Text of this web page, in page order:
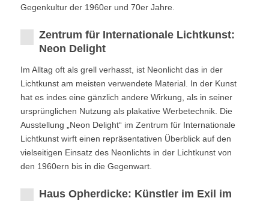
Gegenkultur der 1960er und 70er Jahre.
Zentrum für Internationale Lichtkunst:
Neon Delight
Im Alltag oft als grell verhasst, ist Neonlicht das in der
Lichtkunst am meisten verwendete Material. In der Kunst
hat es indes eine gänzlich andere Wirkung, als in seiner
ursprünglichen Nutzung als plakative Werbetechnik. Die
Ausstellung „Neon Delight“ im Zentrum für Internationale
Lichtkunst wirft einen repräsentativen Überblick auf den
vielseitigen Einsatz des Neonlichts in der Lichtkunst von
den 1960ern bis in die Gegenwart.
Haus Opherdicke: Künstler im Exil im